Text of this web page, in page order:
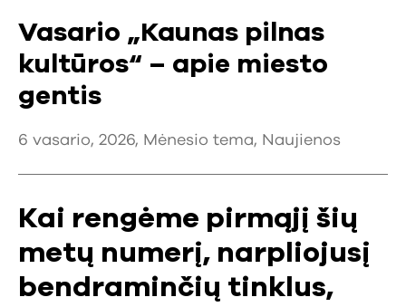
Vasario „Kaunas pilnas
kultūros“ – apie miesto
gentis
6 vasario, 2026, Mėnesio tema, Naujienos
Kai rengėme pirmąjį šių
metų numerį, narpliojusį
bendraminčių tinklus,